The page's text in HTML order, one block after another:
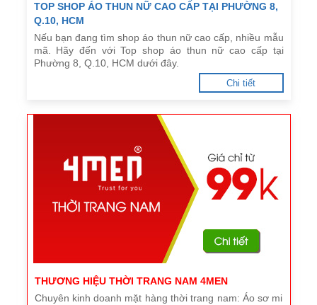
TOP SHOP ÁO THUN NỮ CAO CẤP TẠI PHƯỜNG 8,
Q.10, HCM
Nếu bạn đang tìm shop áo thun nữ cao cấp, nhiều mẫu
mã. Hãy đến với Top shop áo thun nữ cao cấp tại
Phường 8, Q.10, HCM dưới đây.
Chi tiết
THƯƠNG HIỆU THỜI TRANG NAM 4MEN
Chuyên kinh doanh mặt hàng thời trang nam: Áo sơ mi